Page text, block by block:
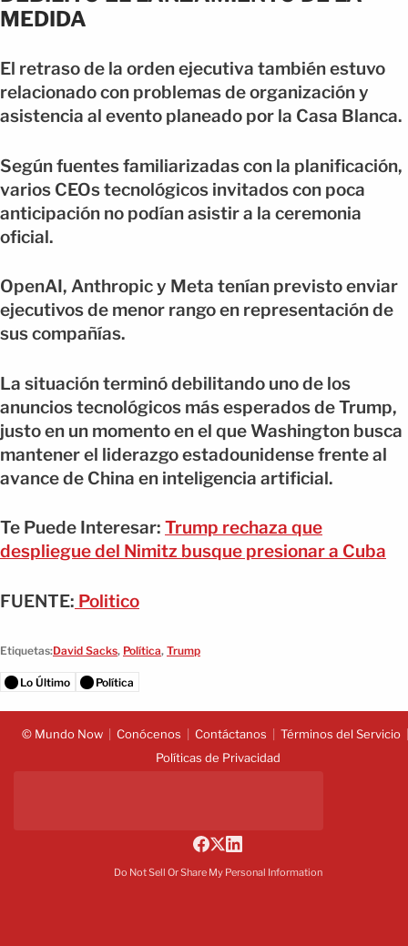
MEDIDA
El retraso de la orden ejecutiva también estuvo
relacionado con problemas de organización y
asistencia al evento planeado por la Casa Blanca.
Según fuentes familiarizadas con la planificación,
varios CEOs tecnológicos invitados con poca
anticipación no podían asistir a la ceremonia
oficial.
OpenAI, Anthropic y Meta tenían previsto enviar
ejecutivos de menor rango en representación de
sus compañías.
La situación terminó debilitando uno de los
anuncios tecnológicos más esperados de Trump,
justo en un momento en el que Washington busca
mantener el liderazgo estadounidense frente al
avance de China en inteligencia artificial.
Te Puede Interesar: Trump rechaza que
despliegue del Nimitz busque presionar a Cuba
FUENTE: Politico
Etiquetas:David Sacks, Política, Trump
Lo Último Política
© Mundo Now Conócenos Contáctanos
Términos del Servicio
Políticas de Privacidad
Do Not Sell Or Share My Personal Information